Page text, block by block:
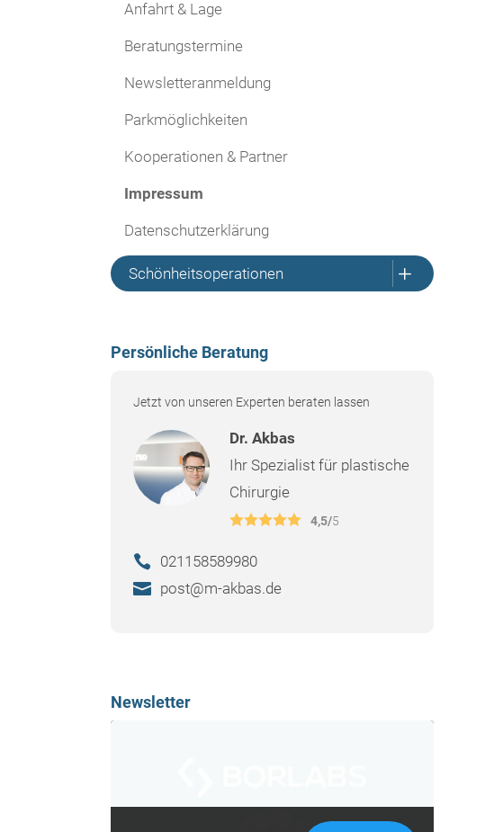
Anfahrt & Lage
Beratungstermine
Newsletteranmeldung
Parkmöglichkeiten
Kooperationen & Partner
Impressum
Datenschutzerklärung
Schönheitsoperationen L
Persönliche Beratung
Jetzt von unseren Experten beraten lassen
Dr. Akbas
Ihr Spezialist für plastische
Chirurgie
4,5/5
021158589980
post@m-akbas.de
Newsletter